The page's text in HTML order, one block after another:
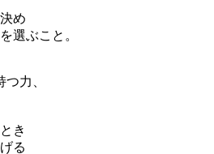
め
選ぶこと。
力、
き
る